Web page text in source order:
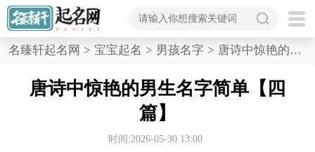
首
名臻轩起名网 > 宝宝起名 > 男孩名字 > 唐诗中惊艳的男生名字简单,四篇
唐诗中惊艳的男生名字简单【四
篇】
时间:2026-05-30 13:00